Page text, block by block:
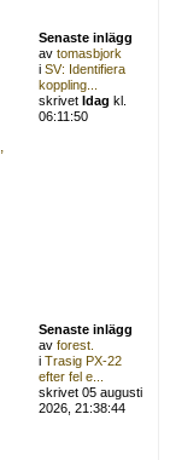
Senaste inlägg
avtomasbjork
iSV: Identifiera
koppling...
skrivetIdag kl.
06:11:50
Senaste inlägg
avforest.
iTrasig PX-22
efter fel e...
skrivet 05 augusti
2026, 21:38:44